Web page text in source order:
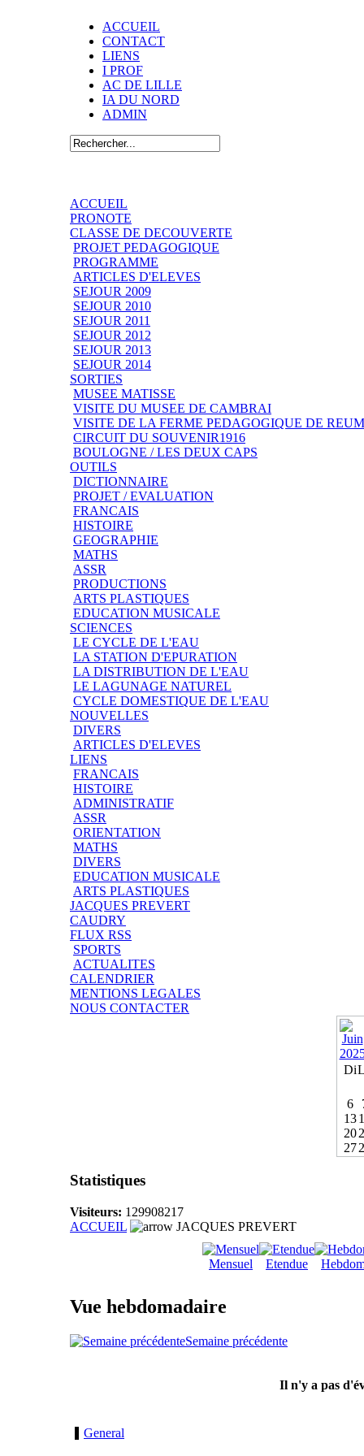
ACCUEIL
CONTACT
LIENS
I PROF
AC DE LILLE
IA DU NORD
ADMIN
ACCUEIL
PRONOTE
CLASSE DE DECOUVERTE
PROJET PEDAGOGIQUE
PROGRAMME
ARTICLES D'ELEVES
SEJOUR 2009
SEJOUR 2010
SEJOUR 2011
SEJOUR 2012
SEJOUR 2013
SEJOUR 2014
SORTIES
MUSEE MATISSE
VISITE DU MUSEE DE CAMBRAI
VISITE DE LA FERME PEDAGOGIQUE DE
CIRCUIT DU SOUVENIR1916
BOULOGNE / LES DEUX CAPS
OUTILS
DICTIONNAIRE
PROJET / EVALUATION
FRANCAIS
HISTOIRE
GEOGRAPHIE
MATHS
ASSR
PRODUCTIONS
ARTS PLASTIQUES
EDUCATION MUSICALE
SCIENCES
LE CYCLE DE L'EAU
LA STATION D'EPURATION
LA DISTRIBUTION DE L'EAU
LE LAGUNAGE NATUREL
CYCLE DOMESTIQUE DE L'EAU
NOUVELLES
DIVERS
ARTICLES D'ELEVES
LIENS
FRANCAIS
HISTOIRE
ADMINISTRATIF
ASSR
ORIENTATION
MATHS
DIVERS
EDUCATION MUSICALE
ARTS PLASTIQUES
JACQUES PREVERT
CAUDRY
FLUX RSS
SPORTS
ACTUALITES
CALENDRIER
MENTIONS LEGALES
NOUS CONTACTER
Di
6
13
20
27
Statistiques
Visiteurs: 129908217
ACCUEIL
JACQUES PREVERT
Mensuel Etendue
Vue hebdomadaire
Semaine précédente
Il n'y a pas
General